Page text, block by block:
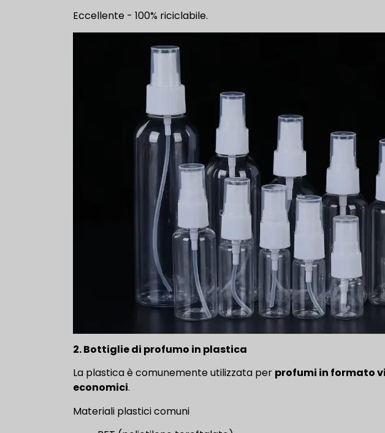
Eccellente - 100% riciclabile.
2. Bottiglie di profumo in plastica
La plastica è comunemente utilizzata per profumi in formato
economici.
Materiali plastici comuni